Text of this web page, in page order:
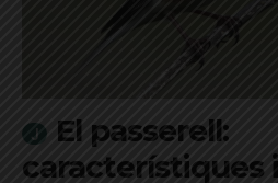
El passerell:
característiques